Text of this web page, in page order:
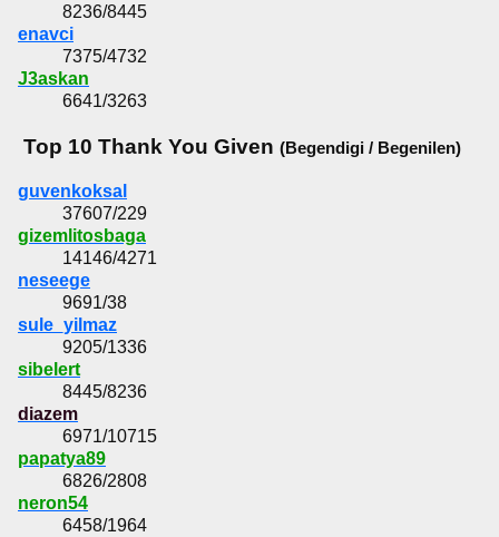
8236/8445
enavci
7375/4732
J3askan
6641/3263
Top 10 Thank You Given (Begendigi / Begenilen)
guvenkoksal
37607/229
gizemlitosbaga
14146/4271
neseege
9691/38
sule_yilmaz
9205/1336
sibelert
8445/8236
diazem
6971/10715
papatya89
6826/2808
neron54
6458/1964